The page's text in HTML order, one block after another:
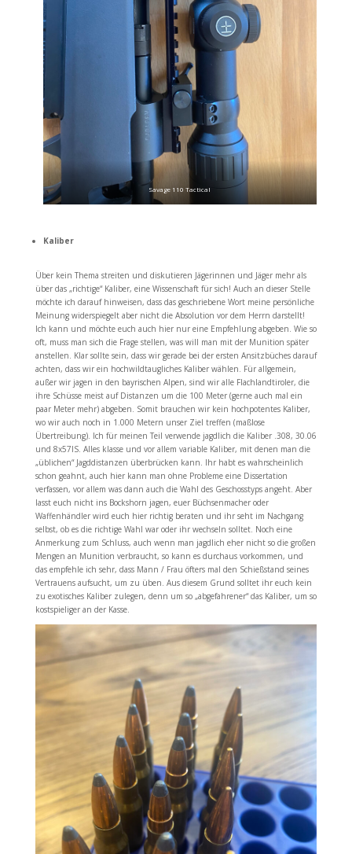
Savage 110 Tactical
Kaliber
Über kein Thema streiten und diskutieren Jägerinnen und Jäger mehr als
über das „richtige“ Kaliber, eine Wissenschaft für sich! Auch an dieser Stelle
möchte ich darauf hinweisen, dass das geschriebene Wort meine persönliche
Meinung widerspiegelt aber nicht die Absolution vor dem Herrn darstellt!
Ich kann und möchte euch auch hier nur eine Empfehlung abgeben. Wie so
oft, muss man sich die Frage stellen, was will man mit der Munition später
anstellen. Klar sollte sein, dass wir gerade bei der ersten Ansitzbüches darauf
achten, dass wir ein hochwildtaugliches Kaliber wählen. Für allgemein,
außer wir jagen in den bayrischen Alpen, sind wir alle Flachlandtiroler, die
ihre Schüsse meist auf Distanzen um die 100 Meter (gerne auch mal ein
paar Meter mehr) abgeben. Somit brauchen wir kein hochpotentes Kaliber,
wo wir auch noch in 1.000 Metern unser Ziel treffen (maßlose
Übertreibung). Ich für meinen Teil verwende jagdlich die Kaliber .308, 30.06
und 8x57IS. Alles klasse und vor allem variable Kaliber, mit denen man die
„üblichen“ Jagddistanzen überbrücken kann. Ihr habt es wahrscheinlich
schon geahnt, auch hier kann man ohne Probleme eine Dissertation
verfassen, vor allem was dann auch die Wahl des Geschosstyps angeht. Aber
lasst euch nicht ins Bockshorn jagen, euer Büchsenmacher oder
Waffenhändler wird euch hier richtig beraten und ihr seht im Nachgang
selbst, ob es die richtige Wahl war oder ihr wechseln solltet. Noch eine
Anmerkung zum Schluss, auch wenn man jagdlich eher nicht so die großen
Mengen an Munition verbraucht, so kann es durchaus vorkommen, und
das empfehle ich sehr, dass Mann / Frau öfters mal den Schießstand seines
Vertrauens aufsucht, um zu üben. Aus diesem Grund solltet ihr euch kein
zu exotisches Kaliber zulegen, denn um so „abgefahrener“ das Kaliber, um so
kostspieliger an der Kasse.